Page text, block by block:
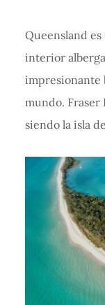
Queensland
interior
impresionante
mundo. Fraser
siendo la isla